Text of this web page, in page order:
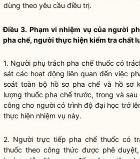
dùng theo yêu cầu điều trị.
Điều 3. Phạm vi nhiệm vụ của người
pha chế, người thực hiện kiểm tra chất
1. Người phụ trách pha chế thuốc có
sát các hoạt động liên quan đến việc
soát toàn bộ hồ sơ pha chế và hồ sơ
lượng thuốc pha chế trước, trong và
công cho người có trình độ đại học trở
thực hiện nhiệm vụ này.
2. Người trực tiếp pha chế thuốc có
thuốc theo công thức được phê